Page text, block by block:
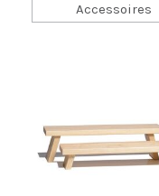
Accessoires